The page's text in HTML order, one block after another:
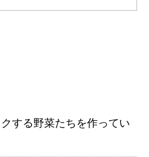
www.facebook.com/sumidafarm
する野菜たちを作ってい